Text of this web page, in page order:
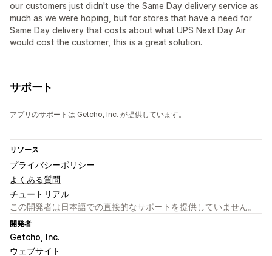
our customers just didn't use the Same Day delivery service as
much as we were hoping, but for stores that have a need for
Same Day delivery that costs about what UPS Next Day Air
would cost the customer, this is a great solution.
サポート
アプリのサポートは Getcho, Inc. が提供しています。
リソース
プライバシーポリシー
よくある質問
チュートリアル
この開発者は日本語での直接的なサポートを提供していません。
開発者
Getcho, Inc.
ウェブサイト